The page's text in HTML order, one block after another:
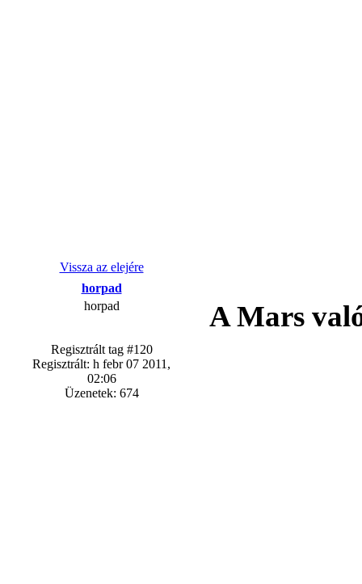
Vissza az elejére
horpad
horpad
Regisztrált tag #120
Regisztrált: h febr 07 2011,
02:06
Üzenetek: 674
A Mars